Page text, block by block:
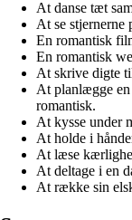
At danse tæt
At se
En romantisk
En romantisk
At skrive digte
At planlægge
romantisk.
At kysse under
At holde i
At læse
At deltage i en
At række sin